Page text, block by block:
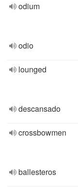
odium
odio
lounged
descansado
crossbowmen
ballesteros